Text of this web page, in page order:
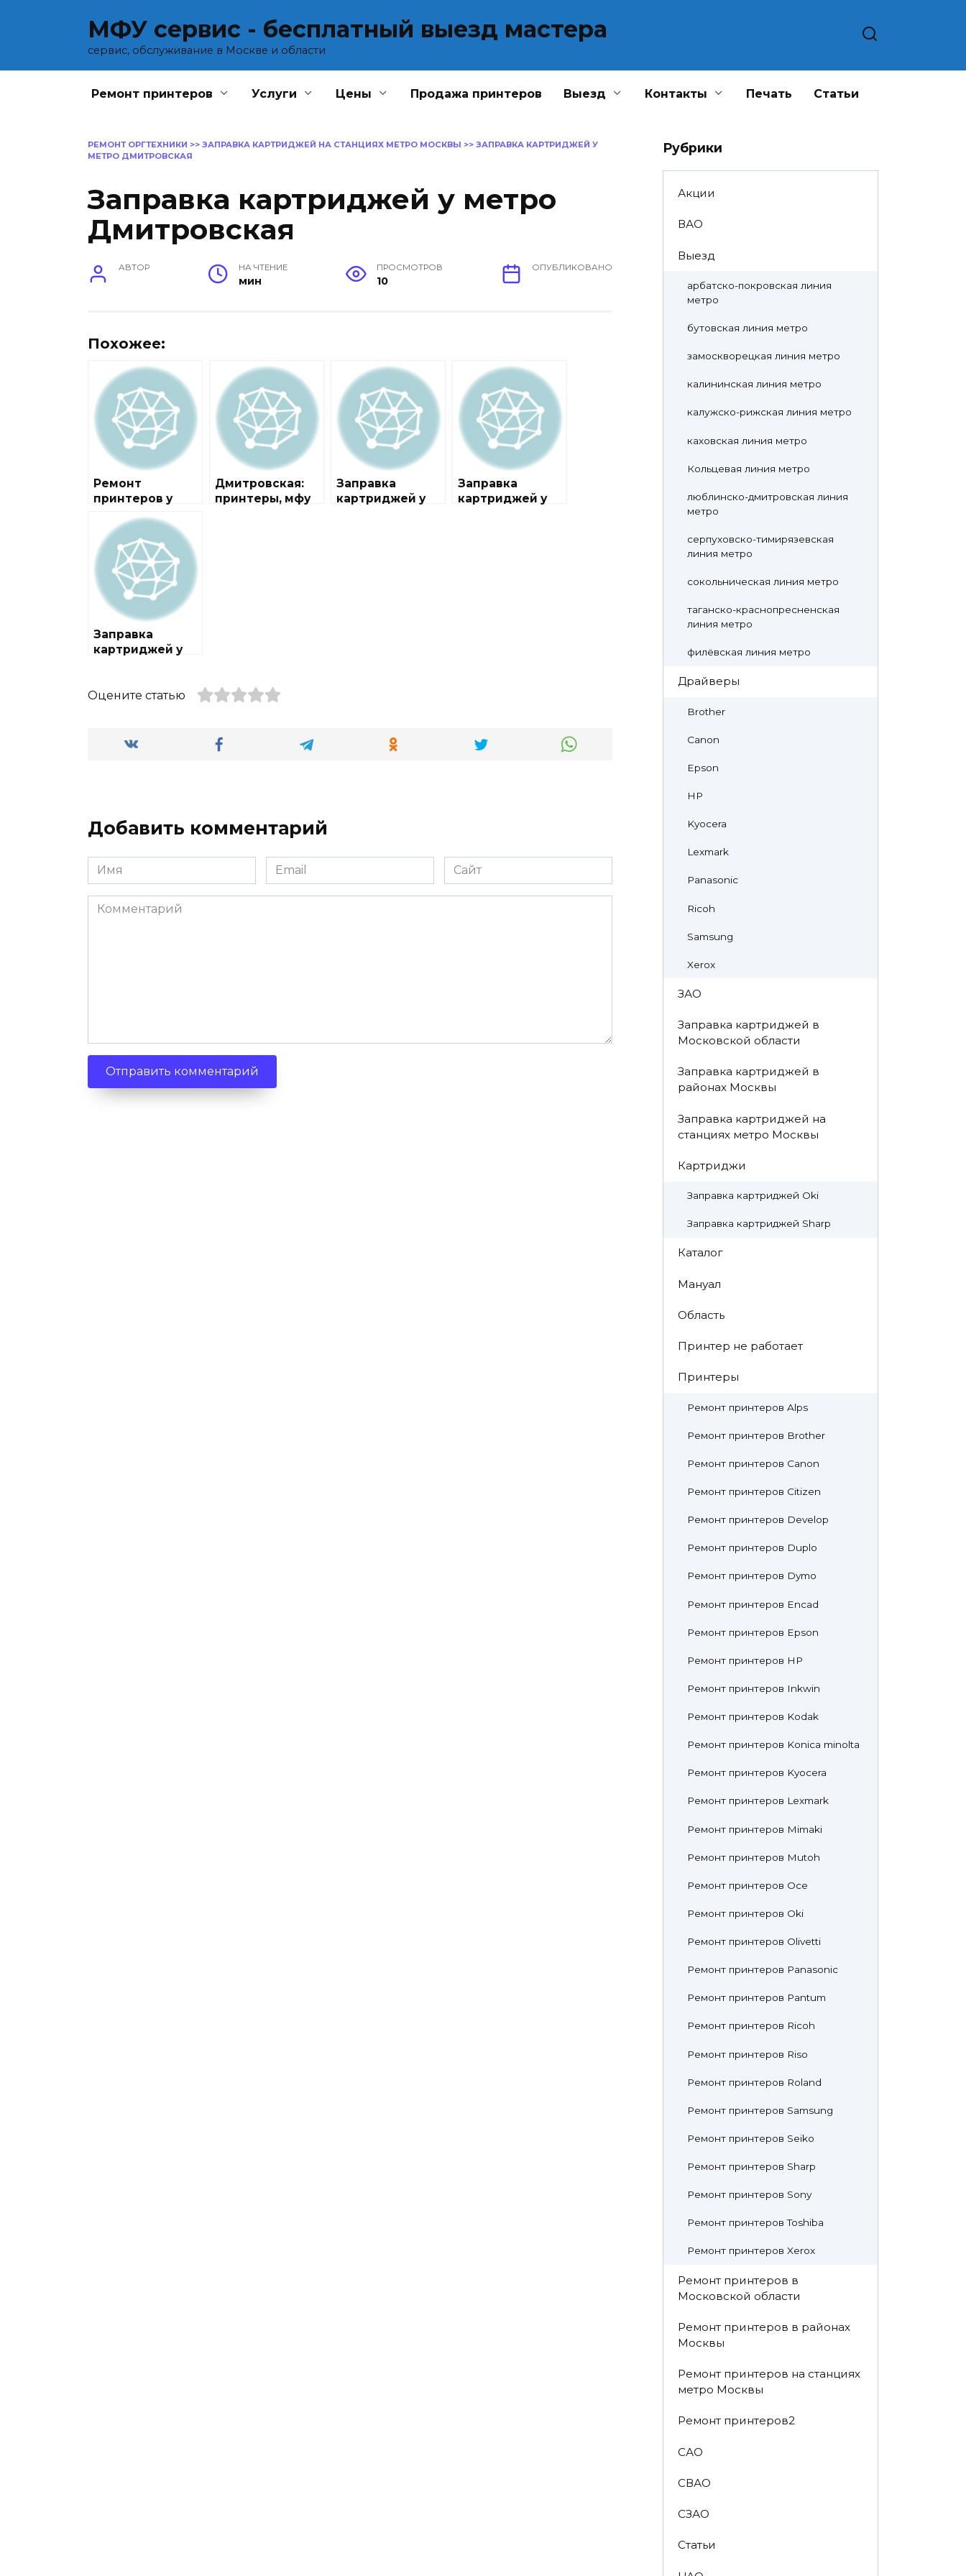
МФУ сервис - бесплатный выезд мастера
сервис, обслуживание в Москве и области
Ремонт принтеров Услуги Цены Продажа принтеров Выезд Контакты Печать Статьи
РЕМОНТ ОРГТЕХНИКИ >> ЗАПРАВКА КАРТРИДЖЕЙ НА СТАНЦИЯХ МЕТРО МОСКВЫ >> ЗАПРАВКА КАРТРИДЖЕЙ У
МЕТРО ДМИТРОВСКАЯ
Заправка картриджей у метро
Дмитровская
АВТОР НА ЧТЕНИЕ
мин
ПРОСМОТРОВ
10
ОПУБЛИКОВАНО
Похожее:
Ремонт
принтеров у
Дмитровская
Дмитровская:
принтеры, мфу
Заправка
картриджей у
Заправка
картриджей у
Заправка
картриджей у
Оцените статью
Добавить комментарий
Имя Email Сайт
Комментарий
Рубрики
Акции
ВАО
Выезд
арбатско-покровская линия
метро
бутовская линия метро
замоскворецкая линия метро
калининская линия метро
калужско-рижская линия метро
каховская линия метро
Кольцевая линия метро
люблинско-дмитровская линия
метро
серпуховско-тимирязевская
линия метро
сокольническая линия метро
таганско-краснопресненская
линия метро
филёвская линия метро
Драйверы
Brother
Canon
Epson
HP
Kyocera
Lexmark
Panasonic
Ricoh
Samsung
Xerox
ЗАО
Заправка картриджей в
Московской области
Заправка картриджей в
районах Москвы
Заправка картриджей на
станциях метро Москвы
Картриджи
Заправка картриджей Oki
Заправка картриджей Sharp
Каталог
Мануал
Область
Принтер не работает
Принтеры
Ремонт принтеров Alps
Ремонт принтеров Brother
Ремонт принтеров Canon
Ремонт принтеров Citizen
Ремонт принтеров Develop
Ремонт принтеров Duplo
Ремонт принтеров Dymo
Ремонт принтеров Encad
Ремонт принтеров Epson
Ремонт принтеров HP
Ремонт принтеров Inkwin
Ремонт принтеров Kodak
Ремонт принтеров Konica minolta
Ремонт принтеров Kyocera
Ремонт принтеров Lexmark
Ремонт принтеров Mimaki
Ремонт принтеров Mutoh
Ремонт принтеров Oce
Ремонт принтеров Oki
Ремонт принтеров Olivetti
Ремонт принтеров Panasonic
Ремонт принтеров Pantum
Ремонт принтеров Ricoh
Ремонт принтеров Riso
Ремонт принтеров Roland
Ремонт принтеров Samsung
Ремонт принтеров Seiko
Ремонт принтеров Sharp
Ремонт принтеров Sony
Ремонт принтеров Toshiba
Ремонт принтеров Xerox
Ремонт принтеров в
Московской области
Ремонт принтеров в районах
Москвы
Ремонт принтеров на станциях
метро Москвы
Ремонт принтеров2
САО
СВАО
СЗАО
Статьи